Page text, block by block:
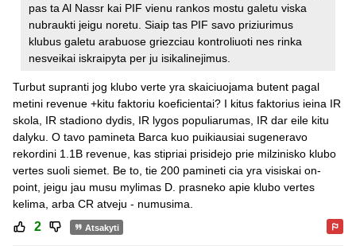
pas ta Al Nassr kai PIF vienu rankos mostu galetu viska
nubraukti jeigu noretu. Siaip tas PIF savo priziurimus
klubus galetu arabuose griezciau kontroliuoti nes rinka
nesveikai iskraipyta per ju isikalinejimus.
Turbut supranti jog klubo verte yra skaiciuojama butent pagal
metini revenue +kitu faktoriu koeficientai? I kitus faktorius ieina IR
skola, IR stadiono dydis, IR lygos populiarumas, IR dar eile kitu
dalyku. O tavo pamineta Barca kuo puikiausiai sugeneravo
rekordini 1.1B revenue, kas stipriai prisidejo prie milzinisko klubo
vertes suoli siemet. Be to, tie 200 pamineti cia yra visiskai on-
point, jeigu jau musu mylimas D. prasneko apie klubo vertes
kelima, arba CR atveju - numusima.
2 Atsakyti